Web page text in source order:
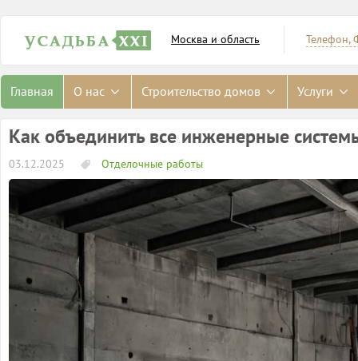
Телефон,
Москва и область
Главная О нас Строительство домов Услуги
Как объединить все инженерные
03.12.2025 Отделочные работы